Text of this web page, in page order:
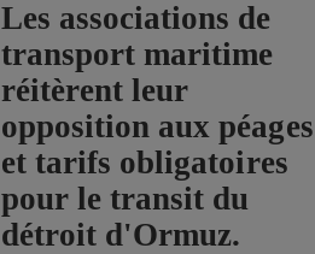
Les associations de
transport maritime
réitèrent leur
opposition aux péages
et tarifs obligatoires
pour le transit du
détroit d'Ormuz.